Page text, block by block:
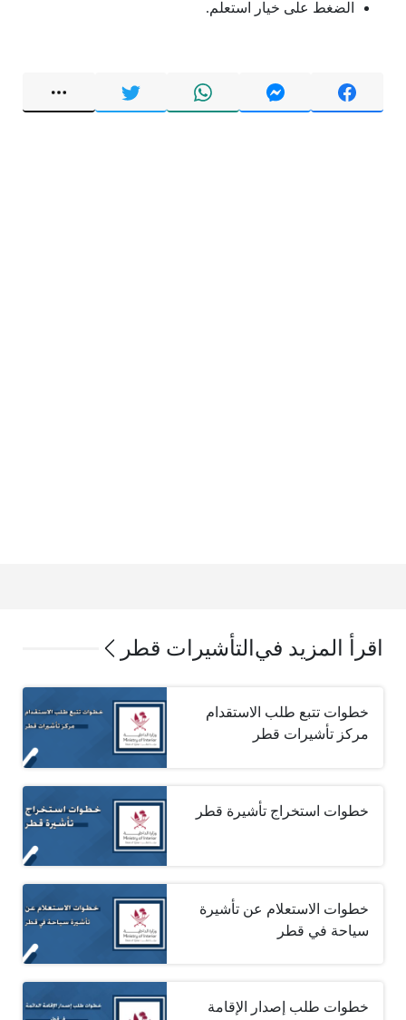
الضغط على خيار استعلم.
اقرأ المزيد في التأشيرات قطر
خطوات تتبع طلب الاستقدام
مركز تأشيرات قطر‏
خطوات استخراج تأشيرة قطر
خطوات الاستعلام عن تأشيرة
سياحة في قطر
خطوات طلب إصدار الإقامة